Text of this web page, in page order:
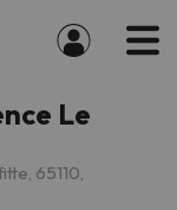
Le
65110,